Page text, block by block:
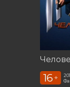
16 +